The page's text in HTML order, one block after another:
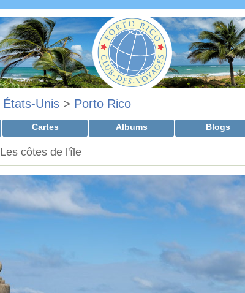
États-Unis > Porto Rico
Cartes Albums Blogs
côtes de l'île